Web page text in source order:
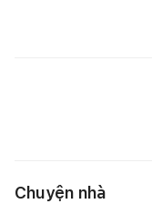
Chuyện nhà